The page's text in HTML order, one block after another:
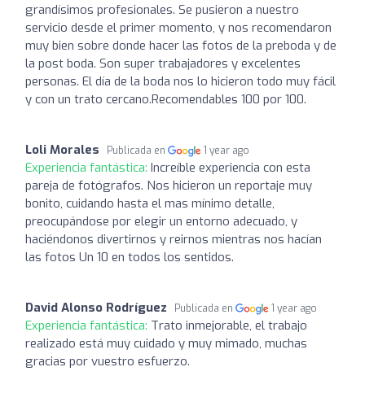
grandísimos profesionales. Se pusieron a nuestro
servicio desde el primer momento, y nos recomendaron
muy bien sobre donde hacer las fotos de la preboda y de
la post boda. Son super trabajadores y excelentes
personas. El día de la boda nos lo hicieron todo muy fácil
y con un trato cercano.Recomendables 100 por 100.
Loli Morales Publicada en 1 year ago
Experiencia fantástica: Increíble experiencia con esta
pareja de fotógrafos. Nos hicieron un reportaje muy
bonito, cuidando hasta el mas mínimo detalle,
preocupándose por elegir un entorno adecuado, y
haciéndonos divertirnos y reirnos mientras nos hacían
las fotos Un 10 en todos los sentidos.
David Alonso Rodríguez Publicada en 1 year ago
Experiencia fantástica: Trato inmejorable, el trabajo
realizado está muy cuidado y muy mimado, muchas
gracias por vuestro esfuerzo.